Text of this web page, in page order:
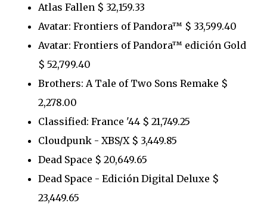
Atlas Fallen $ 32,159.33
Avatar: Frontiers of Pandora™ $ 33,599.40
Avatar: Frontiers of Pandora™ edición Gold
$ 52,799.40
Brothers: A Tale of Two Sons Remake $
2,278.00
Classified: France '44 $ 21,749.25
Cloudpunk - XBS/X $ 3,449.85
Dead Space $ 20,649.65
Dead Space - Edición Digital Deluxe $
23,449.65